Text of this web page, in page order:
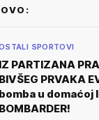
SPORTOVI
IZ PARTIZANA
BIVŠEG PRVAKA
bomba u domaćoj
BOMBARDER!